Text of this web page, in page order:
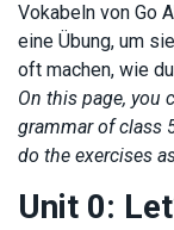
Vokabeln von Go
eine Übung, um
oft machen, wie
On this page, you
grammar of class
do the exercises
Unit 0: